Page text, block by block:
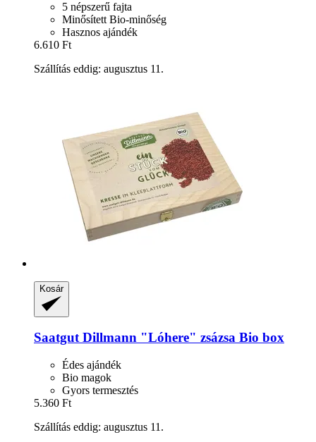
5 népszerű fajta
Minősített Bio-minőség
Hasznos ajándék
6.610 Ft
Szállítás eddig: augusztus 11.
Kosár
Saatgut Dillmann "Lóhere" zsázsa Bio box
Édes ajándék
Bio magok
Gyors termesztés
5.360 Ft
Szállítás eddig: augusztus 11.